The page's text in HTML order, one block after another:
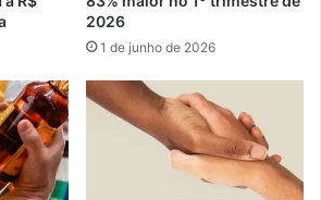
2026
1 de junho de 2026